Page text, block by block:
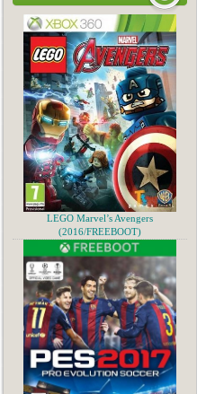
LEGO Marvel’s Avengers
(2016/FREEBOOT)